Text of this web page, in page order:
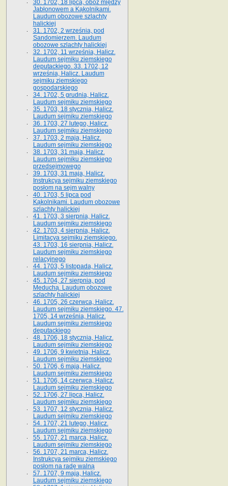
30. 1702, 18 lipca, obóz między
Jabłonowem a Kąkolnikami.
Laudum obozowe szlachty
halickiej
31. 1702, 2 września, pod
Sandomierzem. Laudum
obozowe szlachty halickiej
32. 1702, 11 września, Halicz.
Laudum sejmiku ziemskiego
deputackiego. 33. 1702, 12
września, Halicz. Laudum
sejmiku ziemskiego
gospodarskiego
34. 1702, 5 grudnia, Halicz.
Laudum sejmiku ziemskiego
35. 1703, 18 stycznia, Halicz.
Laudum sejmiku ziemskiego
36. 1703, 27 lutego, Halicz.
Laudum sejmiku ziemskiego
37. 1703, 2 maja, Halicz.
Laudum sejmiku ziemskiego
38. 1703, 31 maja, Halicz.
Laudum sejmiku ziemskiego
przedsejmowego
39. 1703, 31 maja, Halicz.
Instrukcya sejmiku ziemskiego
posłom na sejm walny
40. 1703, 5 lipca pod
Kąkolnikami. Laudum obozowe
szlachty halickiej
41­. 1703, 3 sierpnia, Halicz.
Laudum sejmiku ziemskiego
42. 1703, 4 sierpnia, Halicz.
Limitacya sejmiku ziemskiego.
43. 1703, 16 sierpnia, Halicz.
Laudum sejmiku ziemskiego
relacyjnego
44. 1703, 5 listopada, Halicz.
Laudum sejmiku ziemskiego
45. 1704, 27 sierpnia, pod
Meduchą. Laudum obozowe
szlachty halickiej
46. 1705, 26 czerwca, Halicz.
Laudum sejmiku ziemskiego. 47.
1705, 14 września, Halicz.
Laudum sejmiku ziemskiego
deputackiego
48. 1706, 18 stycznia, Halicz.
Laudum sejmiku ziemskiego
49. 1706, 9 kwietnia, Halicz.
Laudum sejmiku ziemskiego
50. 1706, 6 maja, Halicz.
Laudum sejmiku ziemskiego
51. 1706, 14 czerwca, Halicz.
Laudum sejmiku ziemskiego
52. 1706, 27 lipca, Halicz.
Laudum sejmiku ziemskiego
53. 1707, 12 stycznia, Halicz.
Laudum sejmiku ziemskiego
54. 1707, 21 lutego, Halicz.
Laudum sejmiku ziemskiego
55. 1707, 21 marca, Halicz.
Laudum sejmiku ziemskiego
56. 1707, 21 marca, Halicz.
Instrukcya sejmiku ziemskiego
posłom na radę walną
57. 1707, 9 maja, Halicz.
Laudum sejmiku ziemskiego